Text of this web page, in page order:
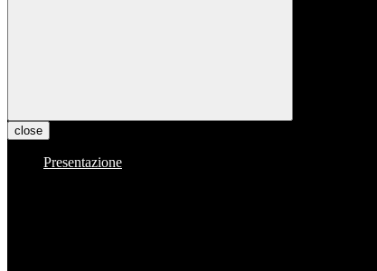
close
Presentazione